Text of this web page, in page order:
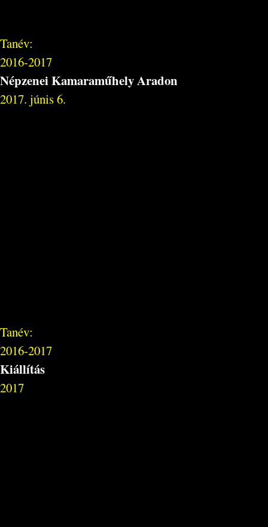
Tanév:
2016-2017
Népzenei Kamaraműhely Aradon
2017. júnis 6.
Tanév:
2016-2017
Kiállítás
2017